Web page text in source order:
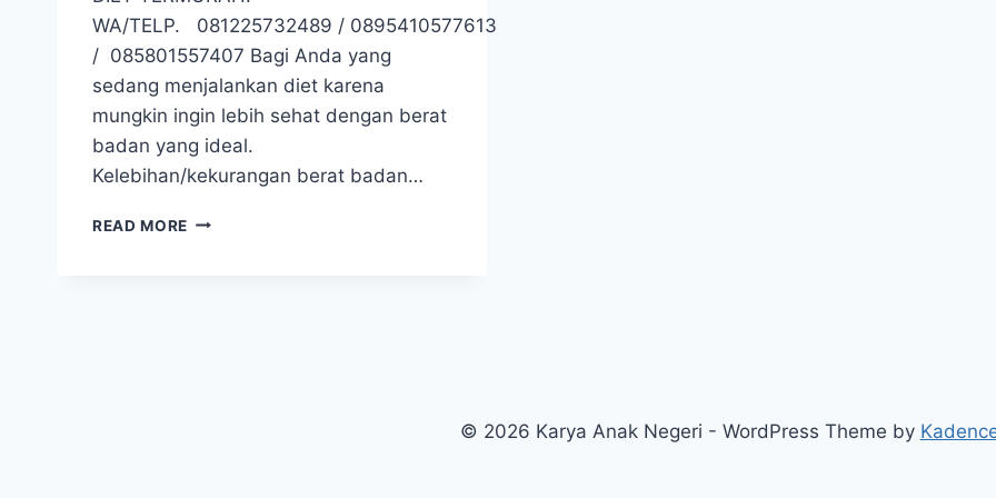
WA/TELP. 081225732489 / 0895410577613
/ 085801557407 Bagi Anda yang
sedang menjalankan diet karena
mungkin ingin lebih sehat dengan berat
badan yang ideal.
Kelebihan/kekurangan berat badan…
READ MORE
© 2026 Karya Anak Negeri - WordPress Theme by